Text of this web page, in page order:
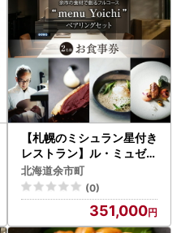
【札幌のミシュラン星付き
レストラン】ル・ミュゼが
余市の食材で創るフルコー
ス“menu Yoichi”ペアリン
グセット〈2名様分〉_Y0
北海道余市町
(0)
351,000